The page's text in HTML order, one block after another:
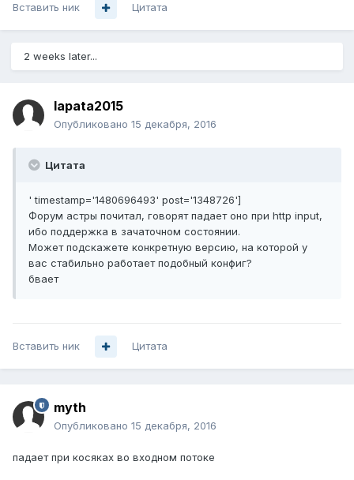
Вставить ник Цитата
2 weeks later...
lapata2015
Опубликовано 15 декабря, 2016
Цитата
' timestamp='1480696493' post='1348726']
Форум астры почитал, говорят падает оно при http input,
ибо поддержка в зачаточном состоянии.
Может подскажете конкретную версию, на которой у
вас стабильно работает подобный конфиг?
бвает
Вставить ник Цитата
myth
Опубликовано 15 декабря, 2016
падает при косяках во входном потоке